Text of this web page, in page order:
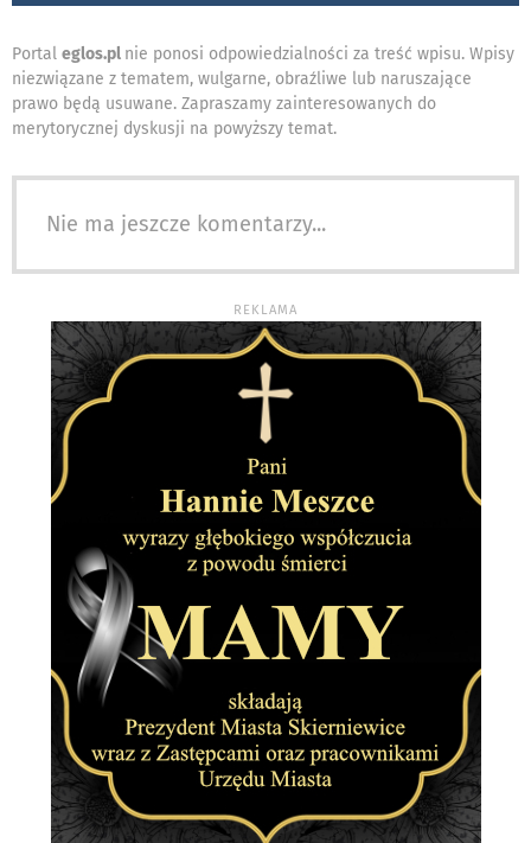
Portal eglos.pl nie ponosi odpowiedzialności za treść wpisu. Wpisy
niezwiązane z tematem, wulgarne, obraźliwe lub naruszające
prawo będą usuwane. Zapraszamy zainteresowanych do
merytorycznej dyskusji na powyższy temat.
Nie ma jeszcze komentarzy...
REKLAMA